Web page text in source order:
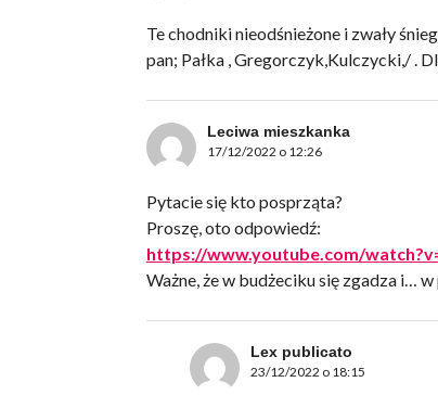
Te chodniki nieodśnieżone i zwały
pan; Pałka , Gregorczyk,Kulczycki,/ .
Leciwa mieszkanka
17/12/2022 o 12:26
Pytacie się kto posprząta?
Proszę, oto odpowiedź:
https://www.youtube.com/
Ważne, że w budżeciku się zgadza i…
Lex publicato
23/12/2022 o 18:15